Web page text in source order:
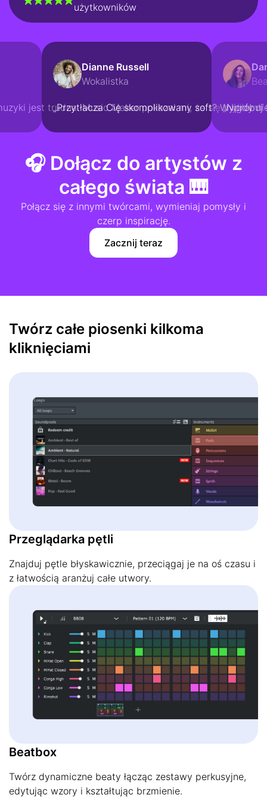
użytkowników
jest trudna. Music Maker pokazał mi, że się myliłam!”
Dianne Russell
Wokalistka
„Przytłacza Cię skomplikowany soft? Wypróbuj
„Nigdy
🎧 Dołącz do artystów z
całego świata 🎹
Połącz się z innymi twórcami, wymieniaj pomysły i
czerp inspirację.
Zacznij teraz
Twórz całe piosenki kilkoma
kliknięciami
Przeglądarka pętli
Znajduj pętle błyskawicznie, przeciągaj je na oś czasu i
z łatwością aranżuj całe utwory.
Beatbox
Twórz dynamiczne beaty łącząc zestawy perkusyjne,
edytując wzory i kształtując brzmienie.